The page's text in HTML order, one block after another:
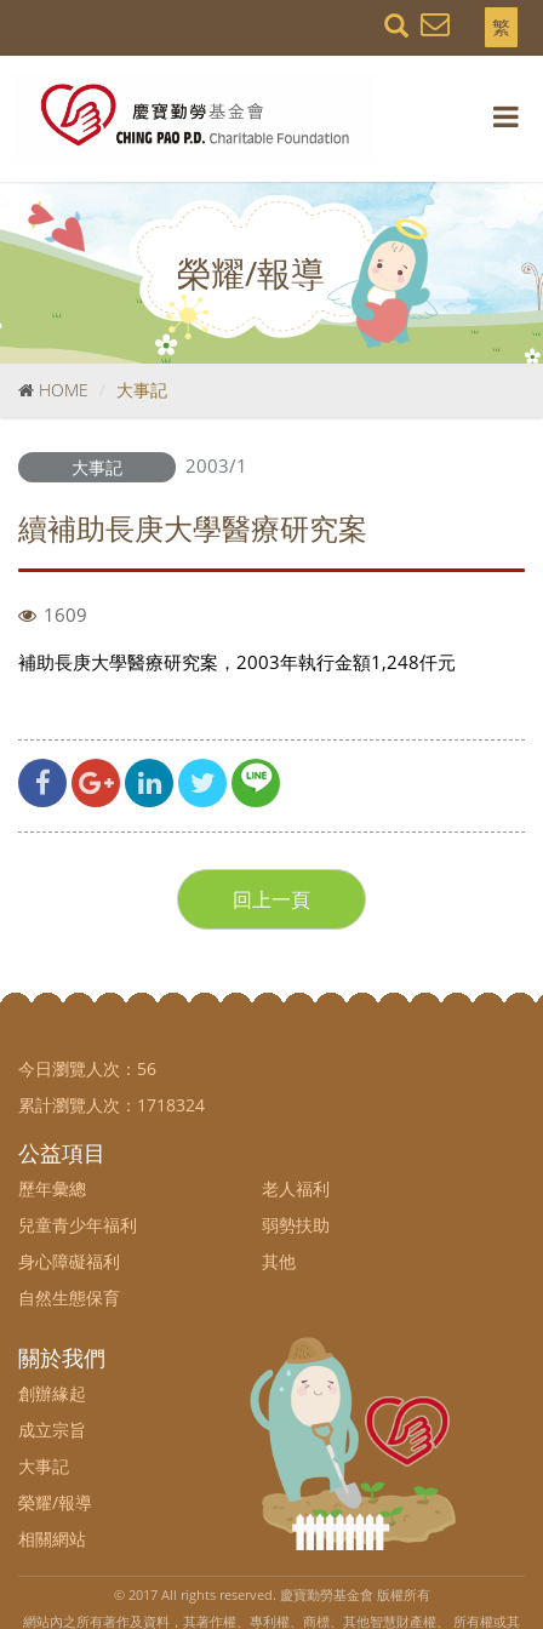
繁
榮耀/報導
HOME 大事記
大事記 2003/1
續補助長庚大學醫療研究案
1609
補助長庚大學醫療研究案，2003年執行金額1,248仟元
回上一頁
今日瀏覽人次： 56
累計瀏覽人次： 1718324
公益項目
歷年彙總
老人福利
兒童青少年福利
弱勢扶助
身心障礙福利
其他
自然生態保育
關於我們
創辦緣起
成立宗旨
大事記
榮耀/報導
相關網站
© 2017 All rights reserved. 慶寶勤勞基金會 版權所有
網站內之所有著作及資料，其著作權、專利權、商標、其他智慧財產權、 所有權或其